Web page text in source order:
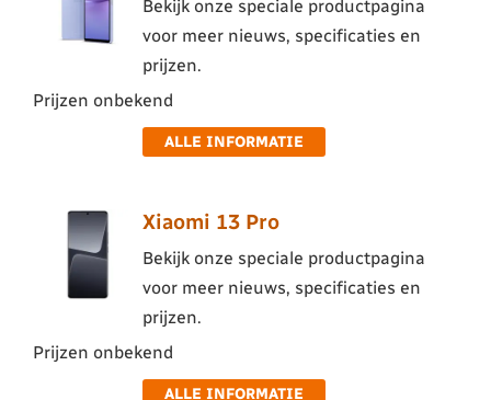
Bekijk onze speciale productpagina
voor meer nieuws, specificaties en
prijzen.
Prijzen onbekend
ALLE INFORMATIE
Xiaomi 13 Pro
Bekijk onze speciale productpagina
voor meer nieuws, specificaties en
prijzen.
Prijzen onbekend
ALLE INFORMATIE